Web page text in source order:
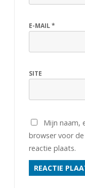
2
0
i
e
s
E-MAIL*
SITE
Mijn naam,
browser voor
reactie plaats.